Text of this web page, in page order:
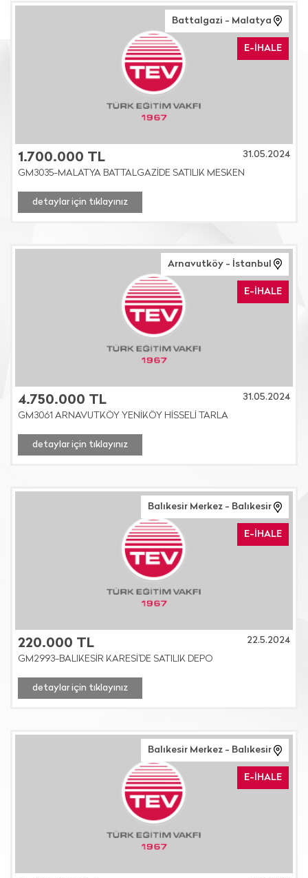
Battalgazi - Malatya
E-İHALE
1.700.000 TL
31.05.2024
GM3035-MALATYA BATTALGAZİDE SATILIK MESKEN
detaylar için tıklayınız
Arnavutköy - İstanbul
E-İHALE
4.750.000 TL
31.05.2024
GM3061 ARNAVUTKÖY YENİKÖY HİSSELİ TARLA
detaylar için tıklayınız
Balıkesir Merkez - Balıkesir
E-İHALE
220.000 TL
22.5.2024
GM2993-BALIKESİR KARESİ'DE SATILIK DEPO
detaylar için tıklayınız
Balıkesir Merkez - Balıkesir
E-İHALE